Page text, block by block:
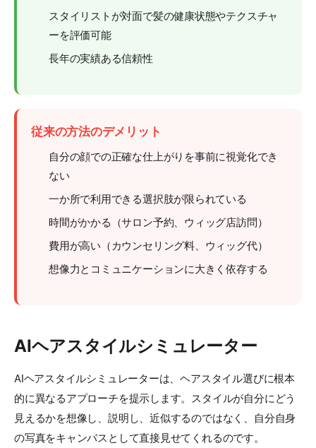
スタイリストが対面で髪の健康状態やテクスチャ
ーを評価可能
長年の実績ある信頼性
従来の方法のデメリット
自分の顔での正確な仕上がりを事前に視覚化でき
ない
一か所で利用できる選択肢が限られている
時間がかかる（サロン予約、ウィッグ店訪問）
費用が高い（カウンセリング料、ウィッグ代）
想像力とコミュニケーションに大きく依存する
AIヘアスタイルシミュレーター
AIヘアスタイルシミュレーターは、ヘアスタイル選びに根本
的に異なるアプローチを提示します。スタイルが自分にどう
見えるかを想像し、説明し、近似するのではなく、自分自身
の写真をキャンバスとして直接見せてくれるのです。